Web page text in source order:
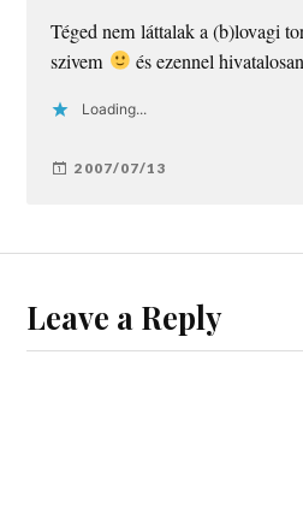
Téged nem láttalak a (b)lovagi
szivem
és ezennel
Loading...
2007/07/13
Leave a Reply